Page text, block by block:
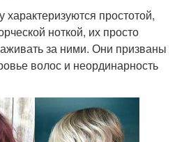
простотой,
ноткой, их просто
за ними. Они призваны
волос и неординарность